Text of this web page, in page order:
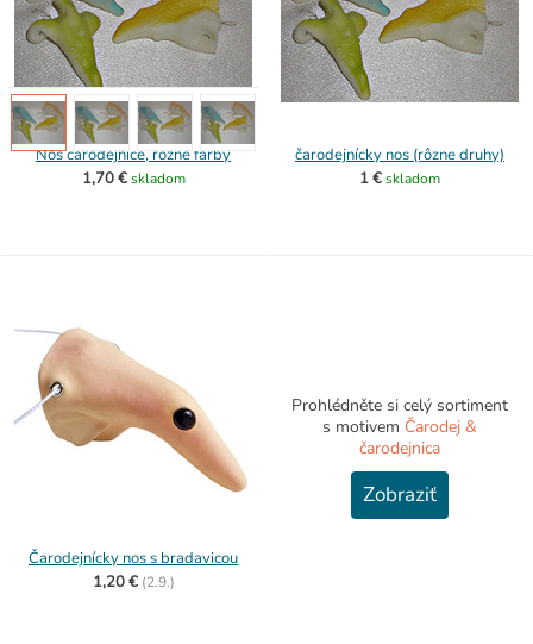
Nos čarodejnice, rôzne farby
1,70 € skladom
čarodejnícky nos (rôzne druhy)
1 €skladom
Čarodejnícky nos s bradavicou
1,20 € (2.9.)
Prohlédněte si celý sortiment
s motivem Čarodej &
čarodejnica
Zobraziť